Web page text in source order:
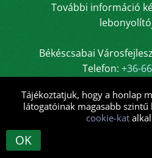
További információ
Békéscsabai
Telefon: +36-
Impresszum
Cookie tájékoztató
Tájékoztatjuk, hogy a honlap
látogatóinak magasabb szintű
cookie-kat
OK